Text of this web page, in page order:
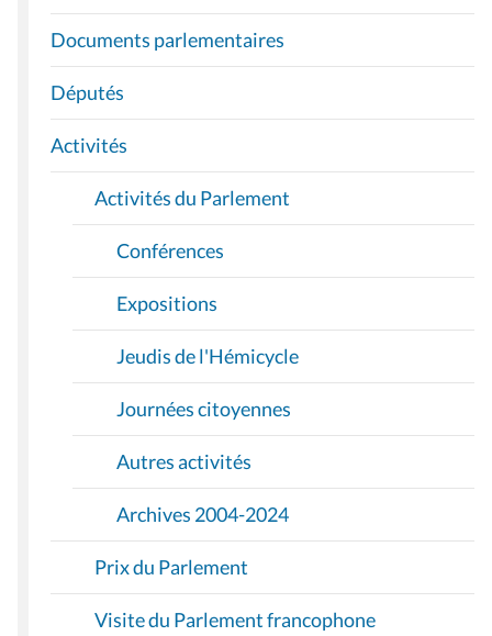
I
G
A
T
I
O
Documents parlementaires
Députés
Activités
Activités du Parlement
Conférences
Expositions
Jeudis de l'Hémicycle
Journées citoyennes
Autres activités
Archives 2004-2024
Prix du Parlement
Visite du Parlement francophone